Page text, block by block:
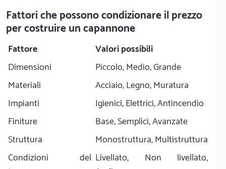
Fattori che possono condizionare il prezzo
per costruire un capannone
Fattore
Valori possibili
Dimensioni
Piccolo, Medio, Grande
Materiali
Acciaio, Legno, Muratura
Impianti
Igienici, Elettrici, Antincendio
Finiture
Base, Semplici, Avanzate
Struttura
Monostruttura, Multistruttura
Condizioni del Livellato, Non livellato,